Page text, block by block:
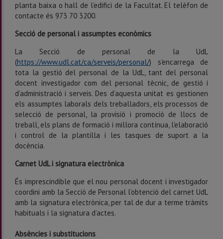
planta baixa o hall de l’edifici de la Facultat. El telèfon de
contacte és 973 70 3200.
Secció de personal i assumptes econòmics
La Secció de personal de la UdL
(https://www.udl.cat/ca/serveis/personal/) s'encarrega de
tota la gestió del personal de la UdL, tant del personal
docent investigador com del personal tècnic, de gestió i
d’administració i serveis. Des d’aquesta unitat es gestionen
els assumptes laborals dels treballadors, els processos de
selecció de personal, la provisió i promoció de llocs de
treball, els plans de formació i millora contínua, l’elaboració
i control de la plantilla i les tasques de suport a la
docència.
Carnet UdL i signatura electrònica
És imprescindible que el nou personal docent i investigador
coordini amb la Secció de Personal l’obtenció del carnet UdL
amb la signatura electrònica, per tal de dur a terme tràmits
habituals i la signatura d’actes.
Absències i substitucions